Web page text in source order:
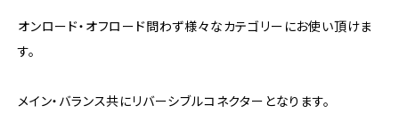
オンロード・オフロード問わず様々なカテゴリーにお使い頂けま
す。
メイン・バランス共にリバーシブルコネクターとなります。